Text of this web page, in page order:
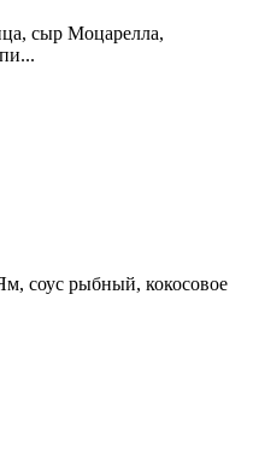
сыр Моцарелла,
соус рыбный, кокосовое